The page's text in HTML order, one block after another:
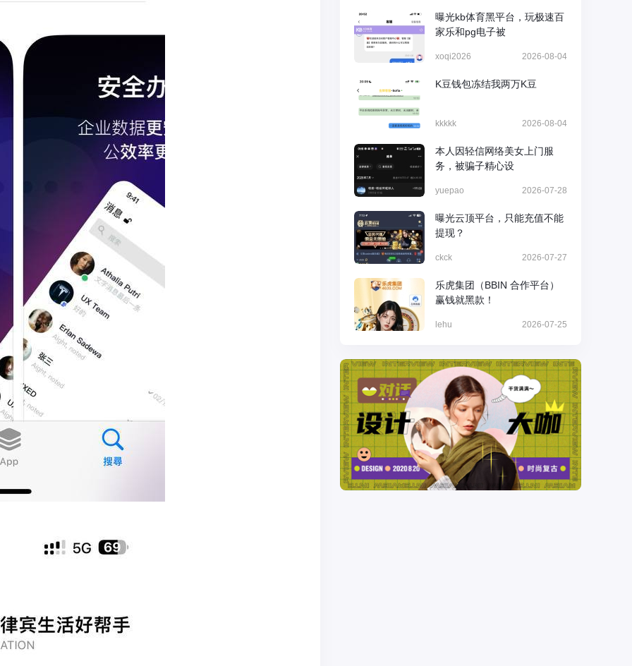
曝光kb体育黑平台，玩极速百
家乐和pg电子被
xoqi2026 2026-08-04
K豆钱包冻结我两万K豆
kkkkk 2026-08-04
本人因轻信网络美女上门服
务，被骗子精心设
yuepao 2026-07-28
曝光云顶平台，只能充值不能
提现？
ckck 2026-07-27
乐虎集团（BBIN 合作平台）
赢钱就黑款！
lehu 2026-07-25